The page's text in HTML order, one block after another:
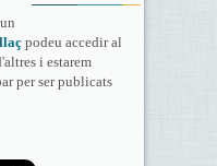
podeu accedir al
i estarem
per ser publicats